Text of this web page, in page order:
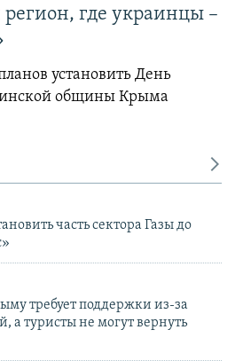
где украинцы –
установить День
общины Крыма
часть сектора Газы до
требует поддержки из-за
а туристы не могут вернуть